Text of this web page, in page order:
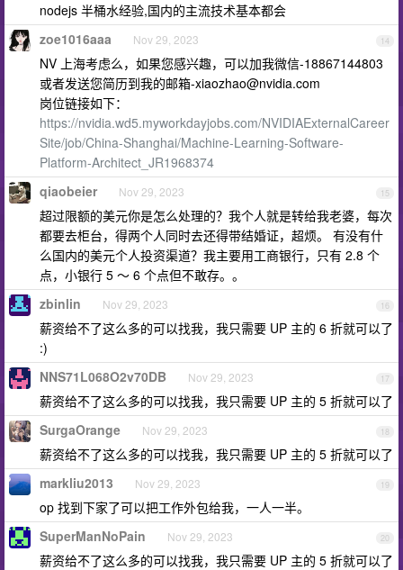
nodejs 半桶水经验,国内的主流技术基本都会
14
zoe1016aaa Nov 29, 2023
NV 上海考虑么，如果您感兴趣，可以加我微信-18867144803
或者发送您简历到我的邮箱-xiaozhao@nvidia.com
岗位链接如下：
https://nvidia.wd5.myworkdayjobs.com/NVIDIAExternalCareer
Site/job/China-Shanghai/Machine-Learning-Software-
Platform-Architect_JR1968374
15
qiaobeier Nov 29, 2023
超过限额的美元你是怎么处理的？我个人就是转给我老婆，每次
都要去柜台，得两个人同时去还得带结婚证，超烦。 有没有什
么国内的美元个人投资渠道？我主要用工商银行，只有 2.8 个
点，小银行 5 ～ 6 个点但不敢存。。
16
zbinlin Nov 29, 2023
薪资给不了这么多的可以找我，我只需要 UP 主的 6 折就可以了
:)
17
NNS71L068O2v70DB Nov 29, 2023
薪资给不了这么多的可以找我，我只需要 UP 主的 5 折就可以了
18
SurgaOrange Nov 29, 2023
薪资给不了这么多的可以找我，我只需要 UP 主的 5 折就可以了
19
markliu2013 Nov 29, 2023
op 找到下家了可以把工作外包给我，一人一半。
20
SuperManNoPain Nov 29, 2023
薪资给不了这么多的可以找我，我只需要 UP 主的 5 折就可以了